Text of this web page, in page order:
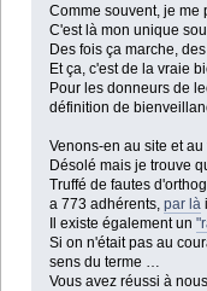
Comme souvent, je me
C'est là mon unique
Des fois ça marche,
Et ça, c'est de la vraie
Pour les donneurs de
définition de
Venons-en au site et au
Désolé mais je trouve
Truffé de fautes
a 773 adhérents, par là
Il existe également un
Si on n'était pas au
sens du terme …
Vous avez réussi à